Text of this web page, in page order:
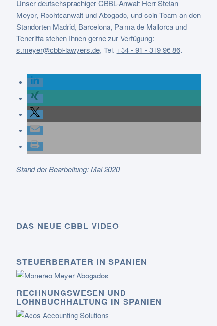
Unser deutschsprachiger CBBL-Anwalt Herr Stefan
Meyer, Rechtsanwalt und Abogado, und sein Team an den
Standorten Madrid, Barcelona, Palma de Mallorca und
Teneriffa stehen Ihnen gerne zur Verfügung:
s.meyer@cbbl-lawyers.de, Tel. +34 - 91 - 319 96 86.
Stand der Bearbeitung: Mai 2020
DAS NEUE CBBL VIDEO
STEUERBERATER IN SPANIEN
RECHNUNGSWESEN UND
LOHNBUCHHALTUNG IN SPANIEN